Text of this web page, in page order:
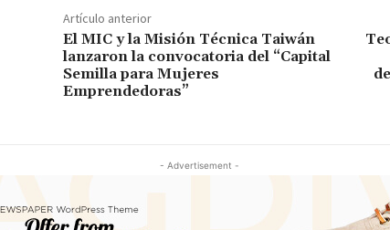
Artículo anterior
El MIC y la Misión Técnica Taiwán
lanzaron la convocatoria del “Capital
Semilla para Mujeres
Emprendedoras”
- Advertisement -